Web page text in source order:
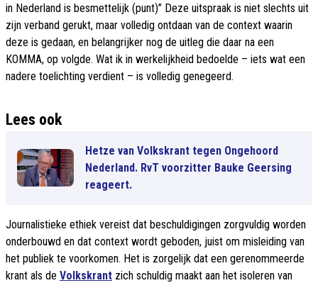
in Nederland is besmettelijk (punt)” Deze uitspraak is niet slechts uit
zijn verband gerukt, maar volledig ontdaan van de context waarin
deze is gedaan, en belangrijker nog de uitleg die daar na een
KOMMA, op volgde. Wat ik in werkelijkheid bedoelde – iets wat een
nadere toelichting verdient – is volledig genegeerd.
Lees ook
Hetze van Volkskrant tegen Ongehoord
Nederland. RvT voorzitter Bauke Geersing
reageert.
Journalistieke ethiek vereist dat beschuldigingen zorgvuldig worden
onderbouwd en dat context wordt geboden, juist om misleiding van
het publiek te voorkomen. Het is zorgelijk dat een gerenommeerde
krant als de Volkskrant zich schuldig maakt aan het isoleren van